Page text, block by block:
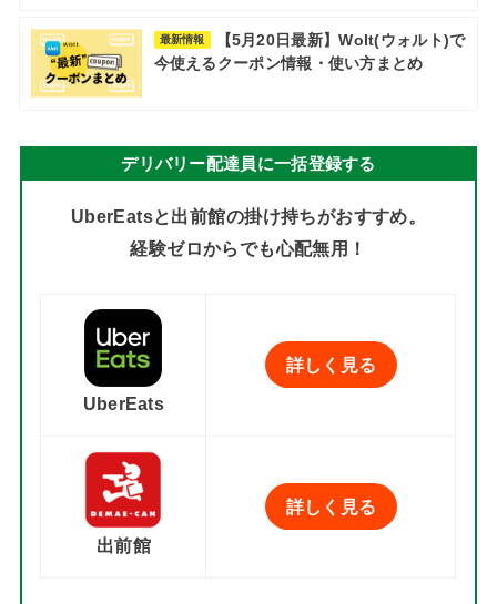
最新情報
【5月20日最新】Wolt(ウォルト)で
今使えるクーポン情報・使い方まとめ
デリバリー配達員に一括登録する
UberEatsと出前館の掛け持ちがおすすめ。
経験ゼロからでも心配無用！
UberEats
詳しく見る
出前館
詳しく見る